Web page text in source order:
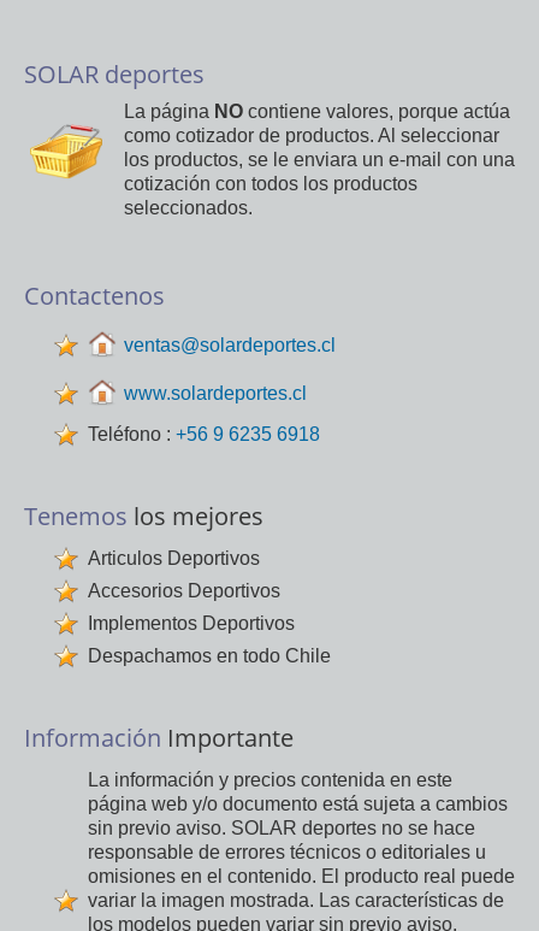
SOLAR deportes
La página NO contiene valores, porque actúa
como cotizador de productos. Al seleccionar
los productos, se le enviara un e-mail con una
cotización con todos los productos
seleccionados.
Contactenos
ventas@solardeportes.cl
www.solardeportes.cl
Teléfono : +56 9 6235 6918
Tenemos los mejores
Articulos Deportivos
Accesorios Deportivos
Implementos Deportivos
Despachamos en todo Chile
Información Importante
La información y precios contenida en este
página web y/o documento está sujeta a cambios
sin previo aviso. SOLAR deportes no se hace
responsable de errores técnicos o editoriales u
omisiones en el contenido. El producto real puede
variar la imagen mostrada. Las características de
los modelos pueden variar sin previo aviso.